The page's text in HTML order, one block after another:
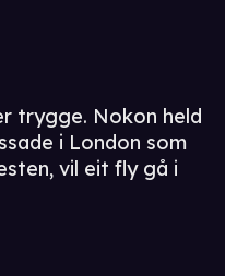
trygge. Nokon held
i London som
vil eit fly gå i